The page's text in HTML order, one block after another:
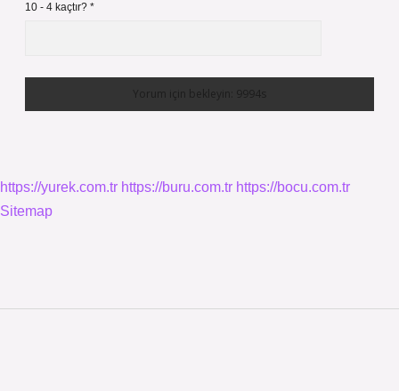
10 - 4 kaçtır? *
https://yurek.com.tr https://buru.com.tr https://bocu.com.tr
Sitemap